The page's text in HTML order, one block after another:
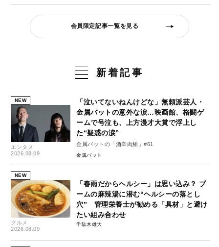
会員限定記事一覧を見る
新着記事
NEW
エンタメ
2026.08.09
「泣いてないねんけどな」無頼派芸人・
金属バットの意外な涙…映画館、格闘ゲ
ームで号泣も、上方漫才大賞で浮上し
た“疑惑の涙”
金属バットの「酒辛肉鮪」#61
金属バット
NEW
グルメ
2026.08.09
「春雨だからヘルシー」は思い込み？ ブ
ームの麻辣湯に潜む“ヘルシーの落とし
穴” 管理栄養士が勧める「具材」と避け
たい組み合わせ
千駄木雄大